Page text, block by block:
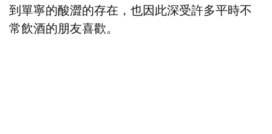
到單寧的酸澀的存在，也因此深受許多平時不
常飲酒的朋友喜歡。